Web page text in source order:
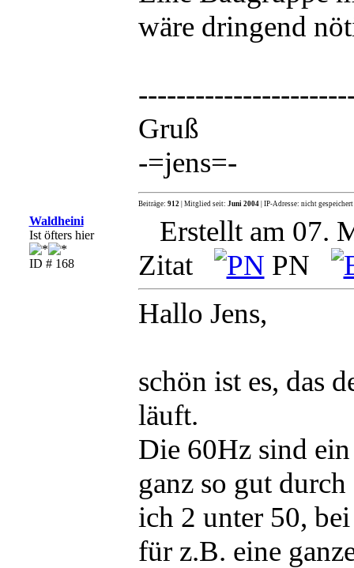
wäre dringend
Gruß
-=jens=-
Beiträge: 912| Mitglied seit: Juni 2004| IP-Adresse: nicht gespeichert
Waldheini
Ist öfters hier
ID # 168
Erstellt am 07.
Zitat
PN
Hallo Jens,
schön ist es, das
läuft.
Die 60Hz sind
ganz so gut
ich 2 unter 50,
für z.B. eine